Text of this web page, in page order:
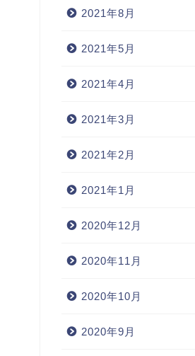
2021年8月
2021年5月
2021年4月
2021年3月
2021年2月
2021年1月
2020年12月
2020年11月
2020年10月
2020年9月